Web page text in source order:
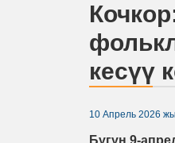
кесүү
10 Апрель 2026